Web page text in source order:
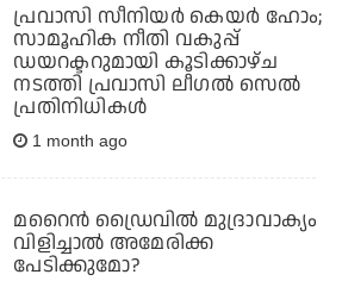
പ്രവാസി സീനിയര്‍ കെയര്‍ ഹോം;
സാമൂഹിക നീതി വകുപ്പ്
ഡയറക്ടറുമായി കൂടിക്കാഴ്ച
നടത്തി പ്രവാസി ലീഗല്‍ സെല്‍
പ്രതിനിധികള്‍
1 month ago
മറൈൻ ഡ്രൈവിൽ മുദ്രാവാക്യം
വിളിച്ചാൽ അമേരിക്ക
പേടിക്കുമോ?